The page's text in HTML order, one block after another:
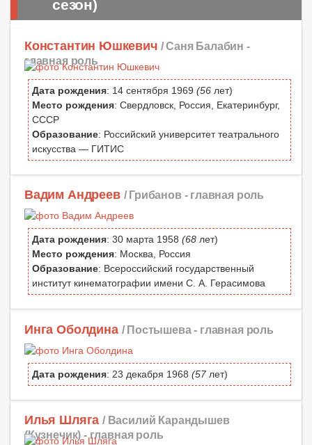
сезон)
Константин Юшкевич / Саня Балабин -
главная роль
Дата рождения: 14 сентября 1969 (56 лет)
Место рождения: Свердловск, Россия, Екатеринбург,
СССР
Образование: Российский университет театрального
искусства — ГИТИС
Вадим Андреев / Грибанов - главная роль
Дата рождения: 30 марта 1958 (68 лет)
Место рождения: Москва, Россия
Образование: Всероссийский государственный
институт кинематографии имени С. А. Герасимова
Инга Оболдина / Постышева - главная роль
Дата рождения: 23 декабря 1968 (57лет)
Илья Шляга / Василий Карандышев
(Кузнечик) -главная роль